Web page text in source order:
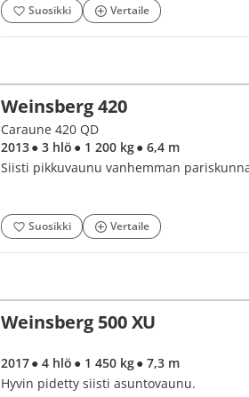
Suosikki Vertaile
Weinsberg 420
Caraune 420 QD
2013● 3 hlö ● 1 200 kg● 6,4 m
Siisti pikkuvaunu vanhemman
Suosikki Vertaile
Weinsberg 500 XU
2017● 4 hlö ● 1 450 kg● 7,3 m
Hyvin pidetty siisti asuntovaunu.